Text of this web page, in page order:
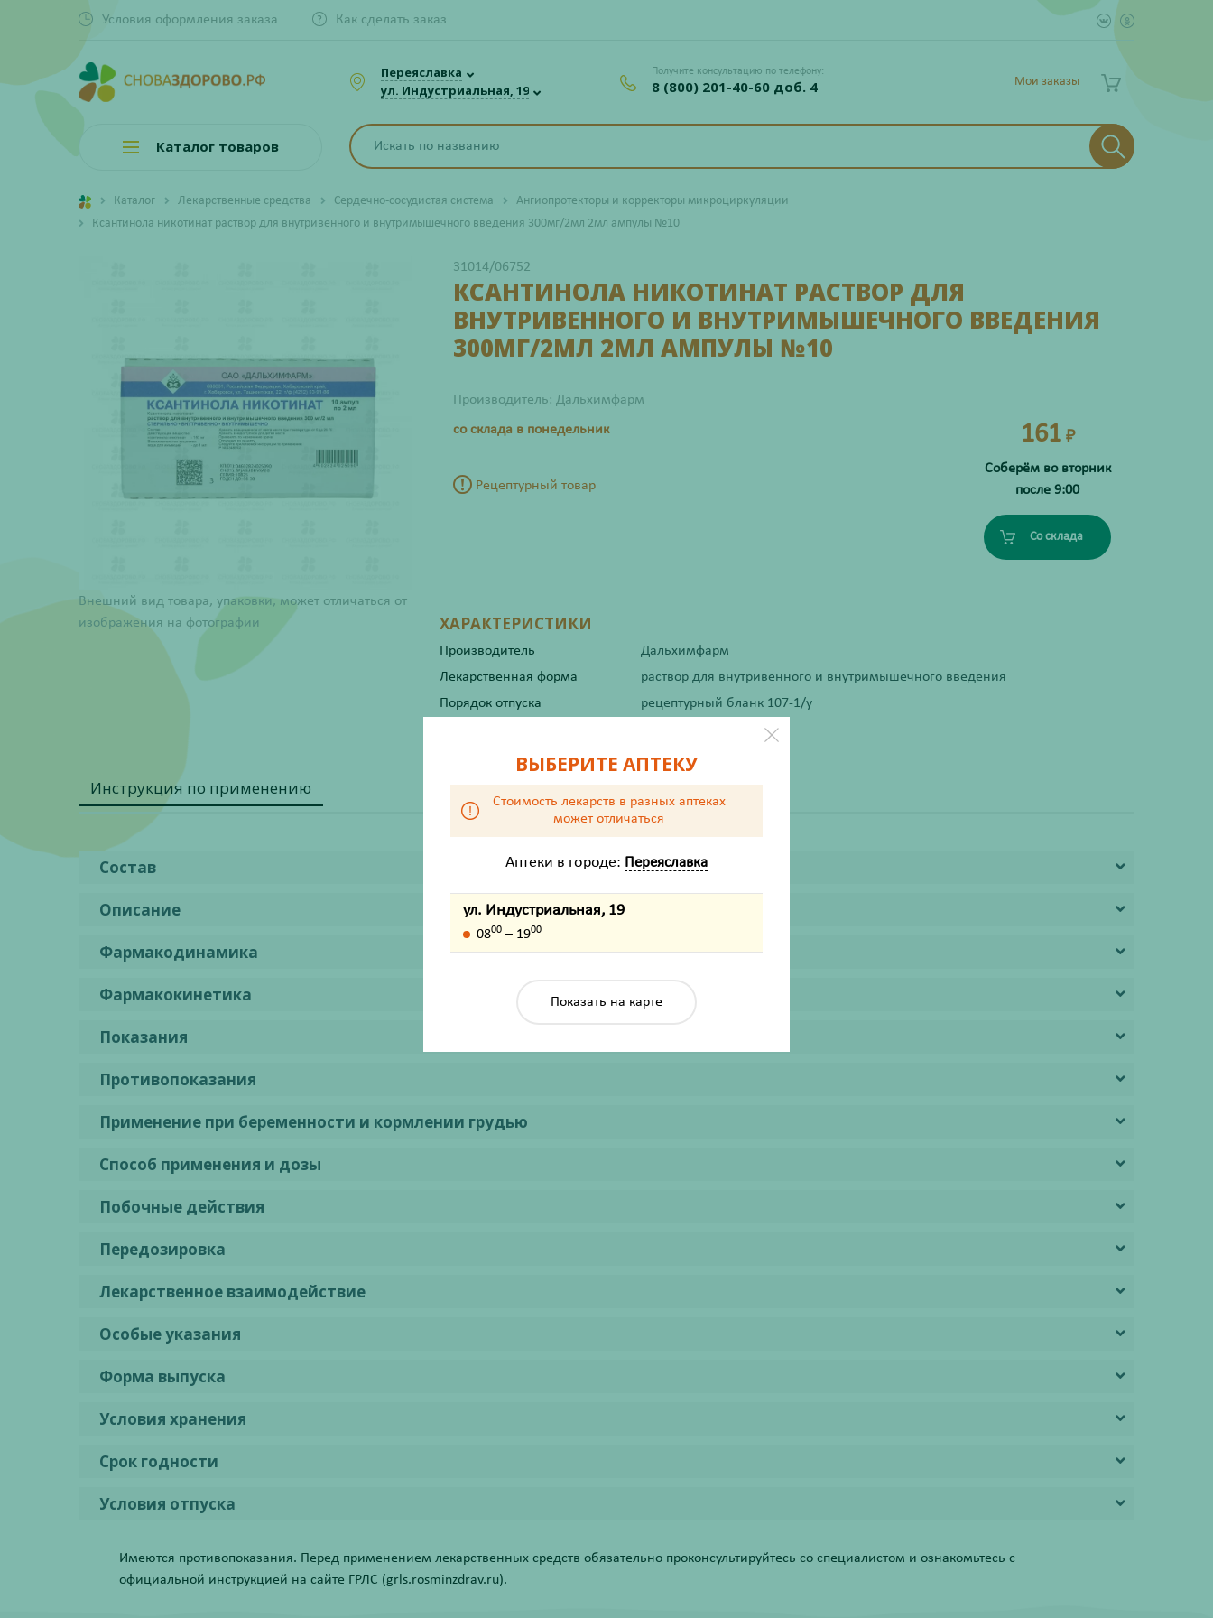
Условия оформления заказа Как сделать заказ
Переяславка
ул. Индустриальная, 19
Получите консультацию по телефону:
8 (800) 201-40-60 доб. 4 Мои заказы
Каталог товаров
Каталог Лекарственные средства Сердечно-сосудистая система
Ангиопротекторы и корректоры микроциркуляции
Ксантинола никотинат раствор для внутривенного и внутримышечного введения 300мг/2мл 2мл ампулы №10
Внешний вид товара, упаковки, может отличаться от
изображения на фотографии
31014/06752
КСАНТИНОЛА НИКОТИНАТ РАСТВОР ДЛЯ
ВНУТРИВЕННОГО И ВНУТРИМЫШЕЧНОГО ВВЕДЕНИЯ
300МГ/2МЛ 2МЛ АМПУЛЫ №10
Производитель: Дальхимфарм
со склада в понедельник
Рецептурный товар
161 ₽
Соберём во вторник
после 9:00
Со склада
ХАРАКТЕРИСТИКИ
Производитель
Дальхимфарм
Лекарственная форма
раствор для внутривенного и внутримышечного введения
Порядок отпуска
рецептурный бланк 107-1/у
Инструкция по применению
Состав
Описание
Фармакодинамика
Фармакокинетика
Показания
Противопоказания
Применение при беременности и кормлении грудью
Способ применения и дозы
Побочные действия
Передозировка
Лекарственное взаимодействие
Особые указания
Форма выпуска
Условия хранения
Срок годности
Условия отпуска
Имеются противопоказания. Перед применением лекарственных средств обязательно проконсультируйтесь со специалистом и ознакомьтесь с
официальной инструкцией на сайте ГРЛС (grls.rosminzdrav.ru).
ВЫБЕРИТЕ АПТЕКУ
Стоимость лекарств в разных аптеках
может отличаться
Аптеки в городе: Переяславка
ул. Индустриальная, 19
0800 – 1900
Показать на карте